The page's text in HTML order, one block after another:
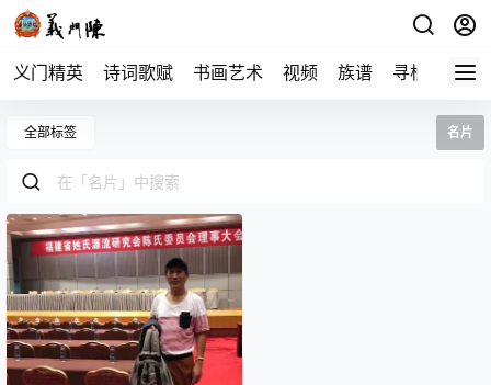
义门精英 诗词歌赋 书画艺术 视频 族谱 寻根
全部标签 名片